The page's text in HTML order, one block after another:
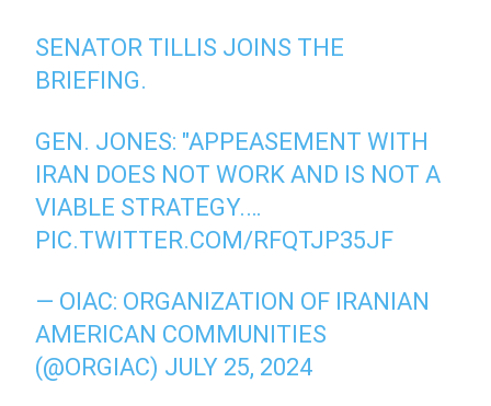
SENATOR TILLIS JOINS THE
BRIEFING.
GEN. JONES: "APPEASEMENT WITH
IRAN DOES NOT WORK AND IS NOT A
VIABLE STRATEGY.…
PIC.TWITTER.COM/RFQTJP35JF
— OIAC: ORGANIZATION OF IRANIAN
AMERICAN COMMUNITIES
(@ORGIAC) JULY 25, 2024